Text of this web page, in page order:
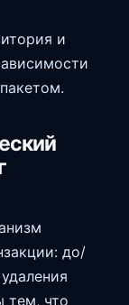
и
до/
тем, что